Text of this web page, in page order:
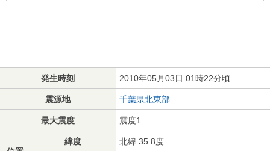
発生時刻 2010年05月03日 01時22分頃
震源地 千葉県北東部
最大震度 震度1
緯度 北緯 35.8度